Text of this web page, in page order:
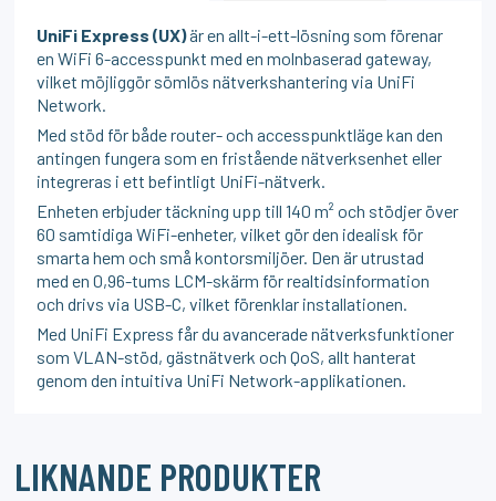
UniFi Express (UX)är en allt-i-ett-lösning som förenar
en WiFi 6-accesspunkt med en molnbaserad gateway,
vilket möjliggör sömlös nätverkshantering via UniFi
Network.
Med stöd för både router- och accesspunktläge kan den
antingen fungera som en fristående nätverksenhet eller
integreras i ett befintligt UniFi-nätverk.
Enheten erbjuder täckning upp till 140 m² och stödjer över
60 samtidiga WiFi-enheter, vilket gör den idealisk för
smarta hem och små kontorsmiljöer. Den är utrustad
med en 0,96-tums LCM-skärm för realtidsinformation
och drivs via USB-C, vilket förenklar installationen.
Med UniFi Express får du avancerade nätverksfunktioner
som VLAN-stöd, gästnätverk och QoS, allt hanterat
genom den intuitiva UniFi Network-applikationen.
LIKNANDE PRODUKTER